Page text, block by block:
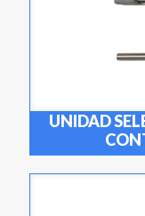
UNIDAD